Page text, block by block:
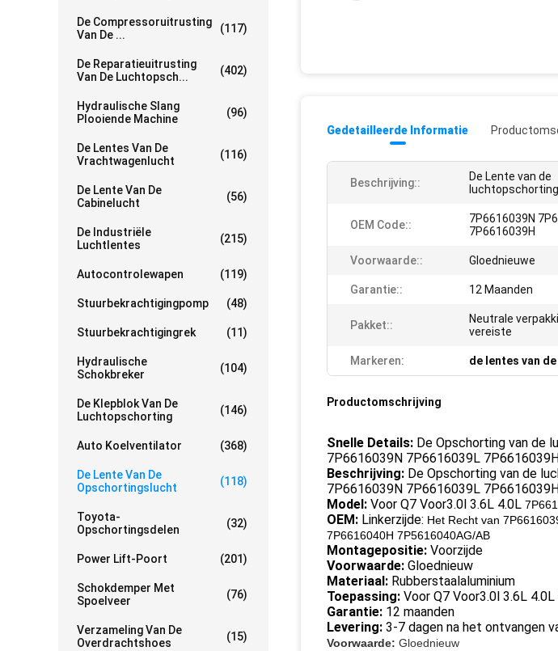
De Compressoruitrusting
Van De ...
(117)
De Reparatieuitrusting
Van De Luchtopsch...
(402)
Hydraulische Slang
Plooiende Machine
(96)
De Lentes Van De
Vrachtwagenlucht
(116)
De Lente Van De
Cabinelucht
(56)
De Industriële
Luchtlentes
(215)
Autocontrolewapen (119)
Stuurbekrachtigingpomp (48)
Stuurbekrachtigingrek (11)
Hydraulische
Schokbreker
(104)
De Klepblok Van De
Luchtopschorting
(146)
Auto Koelventilator (368)
De Lente Van De
Opschortingslucht
(118)
Toyota-
Opschortingsdelen
(32)
Power Lift-Poort (201)
Schokdemper Met
Spoelveer
(76)
Verzameling Van De
Overdrachtshoes
(15)
Gedetailleerde Informatie
Beschrijving::
De Lente van de
luchtopschorting
OEM Code::
7P6616039N
7P6616039H
Voorwaarde:: Gloednieuwe
Garantie:: 12 Maanden
Pakket::
Neutrale
vereiste
Markeren: de lentes van
Productomschrijving
Snelle Details: De Opschorting van de
7P6616039N 7P6616039L
Beschrijving: De Opschorting van de
7P6616039N 7P6616039L
Model: Voor Q7 Voor3.0l 3.6L 4.0L
OEM: Linkerzijde: Het Recht van
7P6616040H 7P5616040AG/AB
Montagepositie: Voorzijde
Voorwaarde: Gloednieuw
Materiaal: Rubberstaalaluminium
Toepassing: Voor Q7 Voor3.0l 3.6L
Garantie: 12 maanden
Levering: 3-7 dagen na het ontvangen
Voorwaarde: Gloednieuw